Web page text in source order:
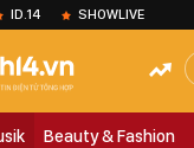
ID.14 SHOWLIVE
Beauty & Fashion